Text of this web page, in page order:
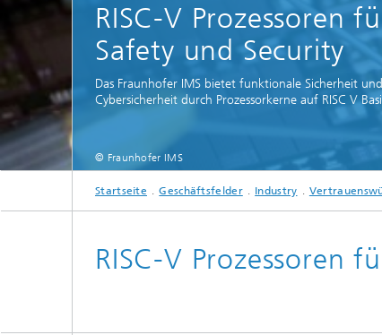
RISC-V Prozessoren
Safety und Security
Das Fraunhofer IMS bietet funktionale Sicherheit und
Cybersicherheit durch Prozessorkerne auf RISC V
© Fraunhofer IMS
Startseite Geschäftsfelder Industry
RISC-V Prozessoren